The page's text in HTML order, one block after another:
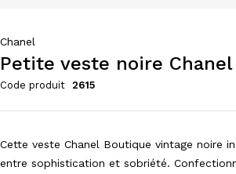
Chanel
Petite veste noire
Code produit 2615
Cette veste Chanel Boutique vintage noire
entre sophistication et sobriété.